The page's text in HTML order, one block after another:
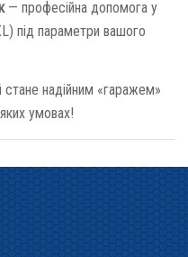
— професійна допомога у
під параметри вашого
стане надійним «гаражем»
умовах!